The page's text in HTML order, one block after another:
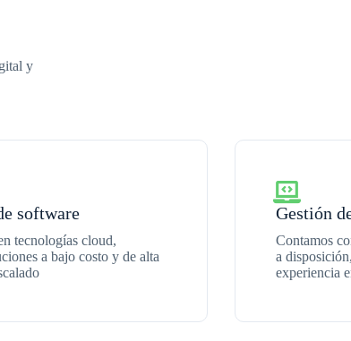
y
software
tecnologías cloud,
a bajo costo y de alta
Gestión
Contamos
a
experiencia